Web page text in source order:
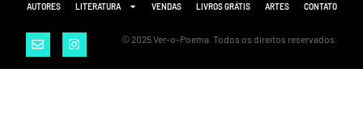
AUTORES LITERATURA VENDAS LIVROS GRÁTIS ARTES CONTATO
© 2025 Ver-o-Poema. Todos os direitos reservados.